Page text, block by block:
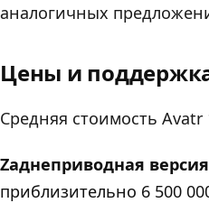
аналогичных
Цены и
Cредняя стоимость Avatr
Zаднеприводная
приблизительно 6 500